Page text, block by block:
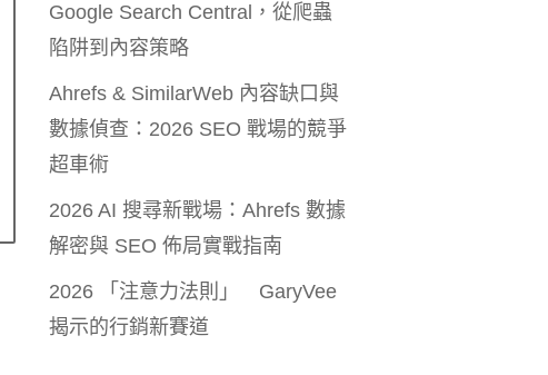
Google Search Central，從爬蟲
陷阱到內容策略
Ahrefs & SimilarWeb 內容缺口與
數據偵查：2026 SEO 戰場的競爭
超車術
2026 AI 搜尋新戰場：Ahrefs 數據
解密與 SEO 佈局實戰指南
2026 「注意力法則」 GaryVee
揭示的行銷新賽道